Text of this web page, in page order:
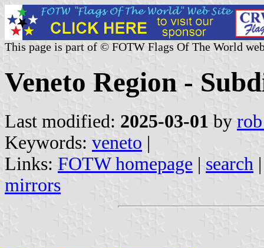
This page is part of © FOTW Flags Of The World
Veneto Region -
Last modified: 2025-03-01 by
Keywords: veneto |
Links: FOTW homepage | search
mirrors